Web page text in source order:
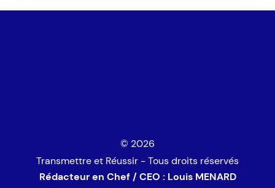
© 2026
Transmettre et Réussir - Tous droits réservés
Rédacteur en Chef / CEO : Louis MENARD